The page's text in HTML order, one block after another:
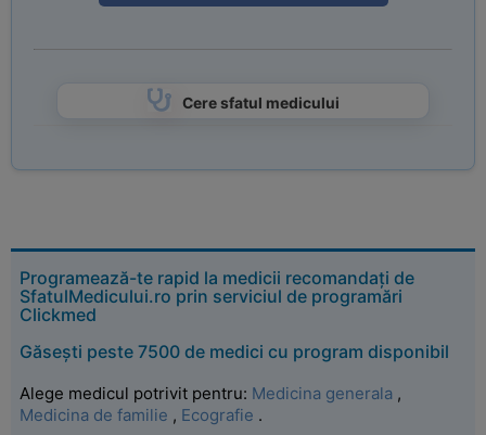
Cere sfatul medicului
Programează-te rapid la medicii recomandați de
SfatulMedicului.ro prin serviciul de programări
Clickmed
Găsești peste 7500 de medici cu program disponibil
Alege medicul potrivit pentru: Medicina generala ,
Medicina de familie , Ecografie .